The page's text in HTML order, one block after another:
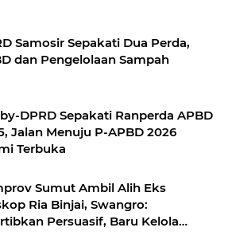
Samosir Sepakati Dua Perda,
dan Pengelolaan Sampah
DPRD Sepakati Ranperda APBD
Jalan Menuju P-APBD 2026
Terbuka
Sumut Ambil Alih Eks
Ria Binjai, Swangro:
Persuasif, Baru Kelola